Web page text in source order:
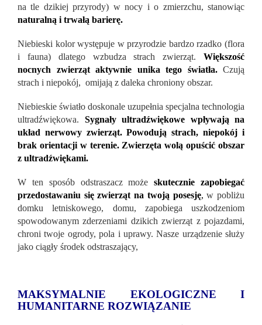
na tle dzikiej przyrody) w nocy i o zmierzchu, stanowiąc
naturalną i trwałą barierę.
Niebieski kolor występuje w przyrodzie bardzo rzadko (flora
i fauna) dlatego wzbudza strach zwierząt. Większość
nocnych zwierząt aktywnie unika tego światła.Czują
strach i niepokój, omijają z daleka chroniony obszar.
Niebieskie światło doskonale uzupełnia specjalna technologia
ultradźwiękowa. Sygnały ultradźwiękowe wpływają na
układ nerwowy zwierząt. Powodują strach, niepokój i
brak orientacji w terenie. Zwierzęta wolą opuścić obszar
z ultradźwiękami.
W ten sposób odstraszacz możeskutecznie zapobiegać
przedostawaniu się zwierząt na twoją posesję, w pobliżu
domku letniskowego, domu, zapobiega uszkodzeniom
spowodowanym zderzeniami dzikich zwierząt z pojazdami,
chroni twoje ogrody, pola i uprawy. Nasze urządzenie służy
jako ciągły środek odstraszający,
MAKSYMALNIE EKOLOGICZNE I
HUMANITARNE ROZWIĄZANIE